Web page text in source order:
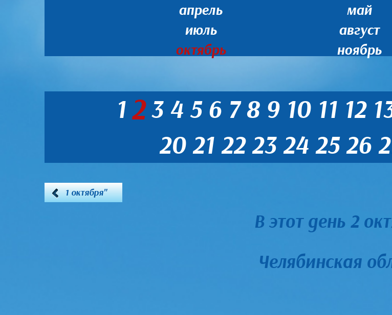
апрель
май
июль
август
октябрь
ноябрь
1 2 3 4 5 6 7 8 9 10 11 12
20 21 22 23 24 25 26
1 октября"
В этот день 2
Челябинская